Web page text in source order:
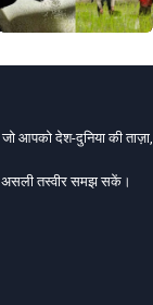
आपको देश-दुनिया की ताज़ा,
असली तस्वीर समझ सकें।